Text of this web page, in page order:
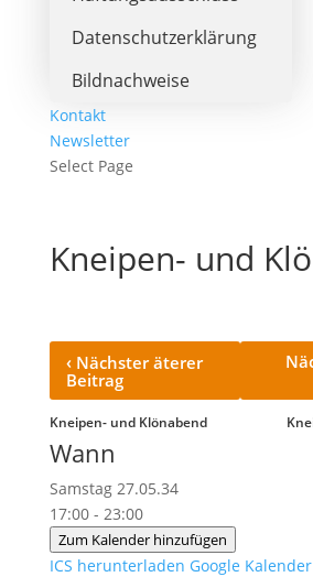
Datenschutzerklärung
Bildnachweise
Kontakt
Newsletter
Select Page
Kneipen- und
‹Nächster äterer
Beitrag
Kneipen- und Klönabend
Wann
Samstag 27.05.34
17:00 - 23:00
Zum Kalender hinzufügen
ICS herunterladen Google Kalender